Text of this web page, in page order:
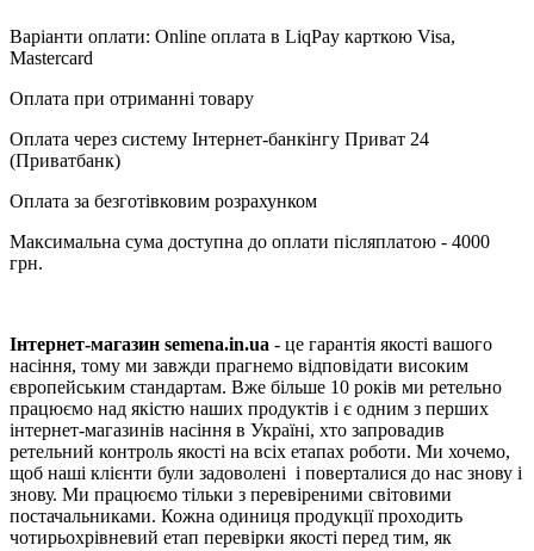
Варіанти оплати: Online оплата в LiqPay карткою Visa,
Mastercard
Оплата при отриманні товару
Оплата через систему Інтернет-банкінгу Приват 24
(Приватбанк)
Оплата за безготівковим розрахунком
Максимальна сума доступна до оплати післяплатою - 4000
грн.
Інтернет-магазин semena.in.ua - це гарантія якості вашого
насіння, тому ми завжди прагнемо відповідати високим
європейським стандартам. Вже більше 10 років ми ретельно
працюємо над якістю наших продуктів і є одним з перших
інтернет-магазинів насіння в Україні, хто запровадив
ретельний контроль якості на всіх етапах роботи. Ми хочемо,
щоб наші клієнти були задоволені і поверталися до нас знову і
знову. Ми працюємо тільки з перевіреними світовими
постачальниками. Кожна одиниця продукції проходить
чотирьохрівневий етап перевірки якості перед тим, як